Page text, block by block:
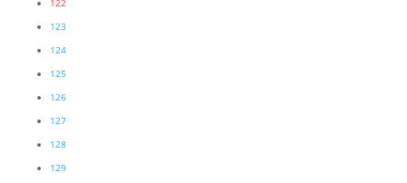
123
124
125
126
127
128
129